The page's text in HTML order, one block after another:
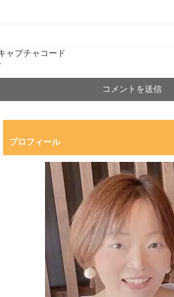
ャプチャコード
プロフィール